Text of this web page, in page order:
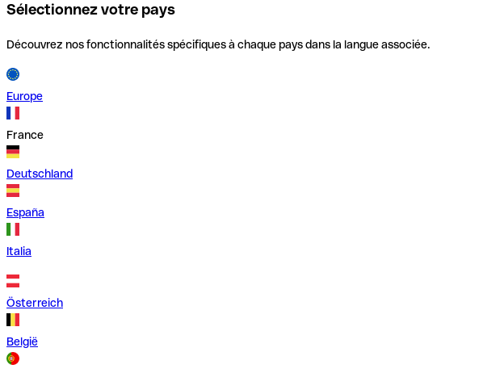
Sélectionnez votre pays
Découvrez nos fonctionnalités spécifiques à chaque pays dans la langue associée.
Europe
France
Deutschland
España
Italia
Österreich
België